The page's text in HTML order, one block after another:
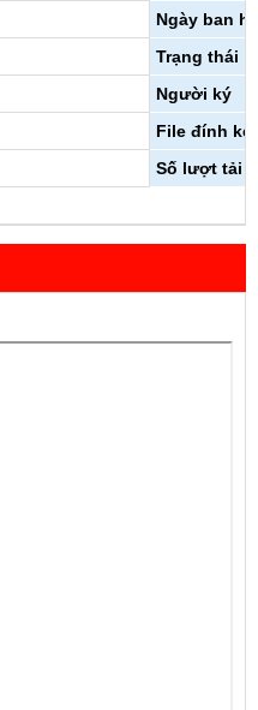
Ngày ban
Trạng thái
Người ký
File đính
Số lượt tải